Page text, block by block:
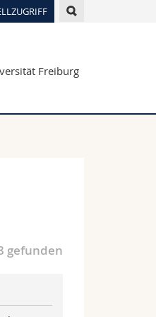
Freiburg
gefunden